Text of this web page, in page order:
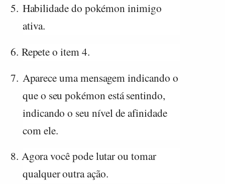
5. Habilidade do pokémon inimigo
ativa.
6. Repete o item 4.
7. Aparece uma mensagem indicando o
que o seu pokémon está sentindo,
indicando o seu nível de afinidade
com ele.
8. Agora você pode lutar ou tomar
qualquer outra ação.